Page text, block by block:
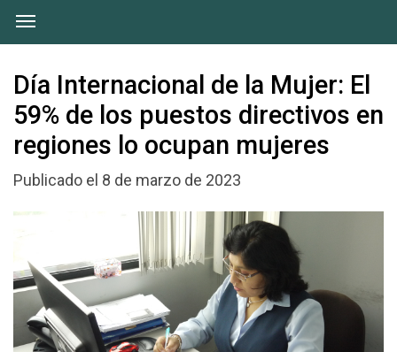
Día Internacional de la Mujer: El
59% de los puestos directivos en
regiones lo ocupan mujeres
Publicado el 8 de marzo de 2023